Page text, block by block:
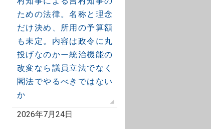
ための法律。名称と理念
だけ決め、所用の予算額
も未定。内容は政令に丸
投げなのかー統治機能の
改変なら議員立法でなく
閣法でやるべきではない
か
2026年7月24日